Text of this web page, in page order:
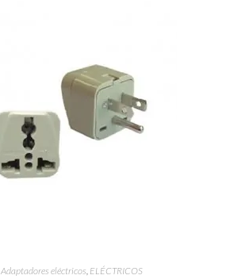
Adaptadores eléctricos ELÉCTRICOS